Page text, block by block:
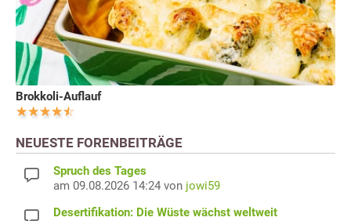
Brokkoli-Auflauf
NEUESTE FORENBEITRÄGE
Spruch des Tages
am 09.08.2026 14:24 von jowi59
Desertifikation: Die Wüste wächst weltweit